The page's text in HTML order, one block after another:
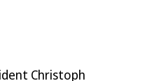
Christoph